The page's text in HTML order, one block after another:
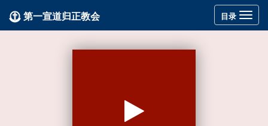
Toggle
navigation
目录
第一宣道归正教会